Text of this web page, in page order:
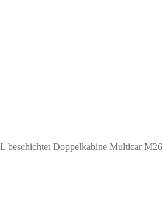
beschichtet Doppelkabine Multicar M26